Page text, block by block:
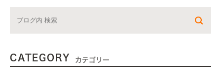
CATEGORY カテゴリー